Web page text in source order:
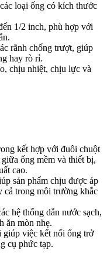
loại ống có kích thước
1/2 inch, phù hợp với
rãnh chống trượt, giúp
hay rò rỉ.
chịu nhiệt, chịu lực và
kết hợp với đuôi chuột
ống mềm và thiết bị,
cao.
sản phẩm chịu được áp
cả trong môi trường khắc
hệ thống dẫn nước sạch,
ăn mòn nhẹ.
giúp việc kết nối ống trở
cụ phức tạp.